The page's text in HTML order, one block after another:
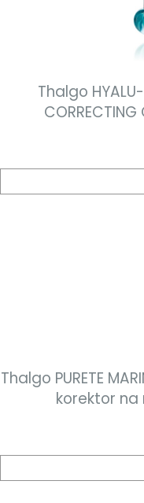
Thalgo HYALU-
Thalgo PURETE
korektor na